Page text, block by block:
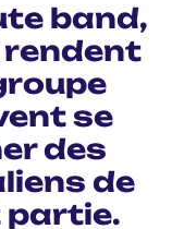
band,
rendent
se
des
de
partie.